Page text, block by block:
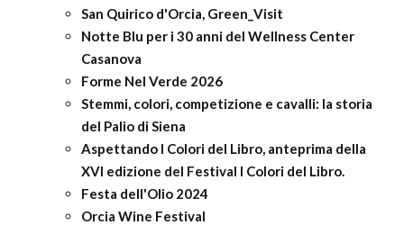
San Quirico d'Orcia, Green_Visit
Notte Blu per i 30 anni del Wellness Center
Casanova
Forme Nel Verde 2026
Stemmi, colori, competizione e cavalli: la storia
del Palio di Siena
Aspettando I Colori del Libro, anteprima della
XVI edizione del Festival I Colori del Libro.
Festa dell'Olio 2024
Orcia Wine Festival